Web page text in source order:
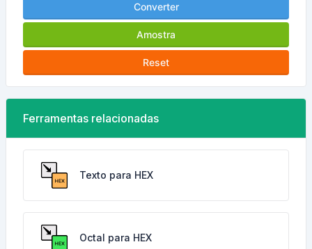
Converter
Amostra
Reset
Ferramentas relacionadas
Texto para HEX
Octal para HEX